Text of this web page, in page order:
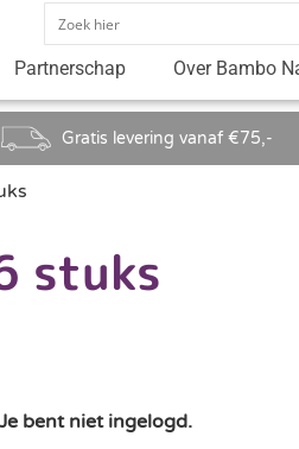
Partnerschap Over Bambo
Gratis levering vanaf €75,-
stuks
Je bent niet ingelogd.